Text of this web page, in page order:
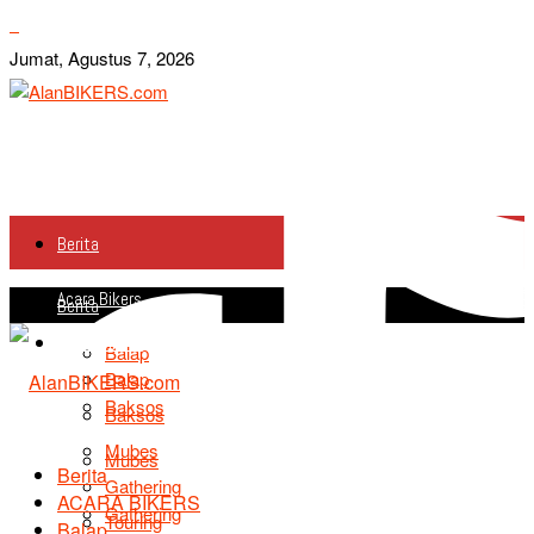
Jumat, Agustus 7, 2026
Berita
Acara Bikers
Balap
Baksos
Mubes
Gathering
Berita
Acara Bikers
Balap
Baksos
Mubes
Gathering
Touring
Berita
ACARA BIKERS